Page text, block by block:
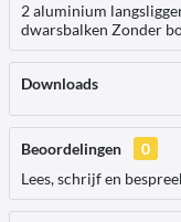
2 aluminium
dwarsbalken Zonder
Downloads
Beoordelingen
0
Lees, schrijf en